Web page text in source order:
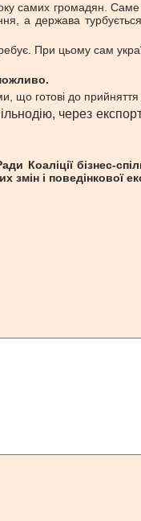
самих громадян.
а держава
При цьому сам
готові до прийняття
через
бізнес-
змін і поведінкової